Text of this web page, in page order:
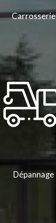
Carrosserie
Dépannage